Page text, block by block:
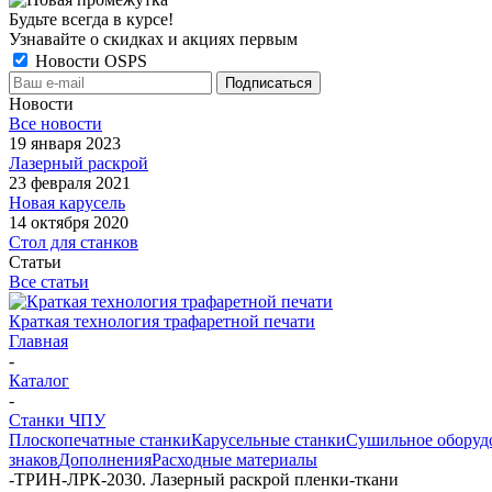
Будьте всегда в курсе!
Узнавайте о скидках и акциях первым
Новости OSPS
Новости
Все новости
19 января 2023
Лазерный раскрой
23 февраля 2021
Новая карусель
14 октября 2020
Стол для станков
Статьи
Все статьи
Краткая технология трафаретной печати
Главная
-
Каталог
-
Станки ЧПУ
Плоскопечатные станкиКарусельные станкиСушильное
знаковДополненияРасходные материалы
-ТРИН-ЛРК-2030. Лазерный раскрой пленки-ткани